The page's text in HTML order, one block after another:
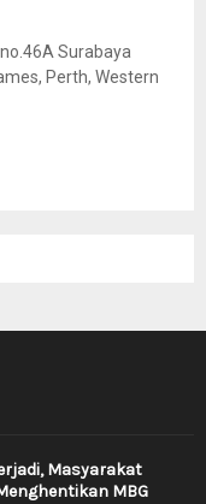
Surabaya
Perth, Western
Masyarakat
MBG